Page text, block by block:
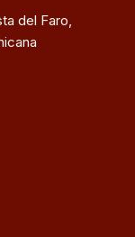
del Faro,